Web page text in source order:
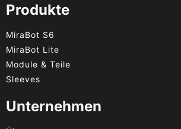
Produkte
MiraBot S6
MiraBot Lite
Module & Teile
Sleeves
Unternehmen